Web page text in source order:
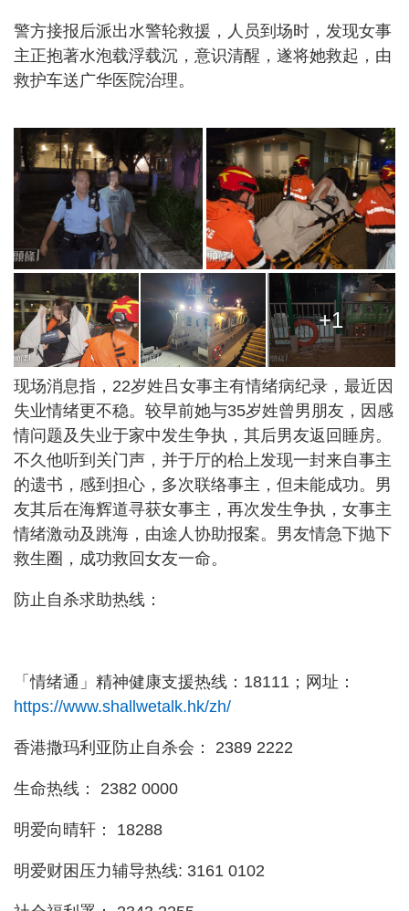
警方接报后派出水警轮救援，人员到场时，发现女事
主正抱著水泡载浮载沉，意识清醒，遂将她救起，由
救护车送广华医院治理。
+1
现场消息指，22岁姓吕女事主有情绪病纪录，最近因
失业情绪更不稳。较早前她与35岁姓曾男朋友，因感
情问题及失业于家中发生争执，其后男友返回睡房。
不久他听到关门声，并于厅的枱上发现一封来自事主
的遗书，感到担心，多次联络事主，但未能成功。男
友其后在海辉道寻获女事主，再次发生争执，女事主
情绪激动及跳海，由途人协助报案。男友情急下抛下
救生圈，成功救回女友一命。
防止自杀求助热线：
「情绪通」精神健康支援热线：18111；网址：
https://www.shallwetalk.hk/zh/
香港撒玛利亚防止自杀会： 2389 2222
生命热线： 2382 0000
明爱向晴轩： 18288
明爱财困压力辅导热线: 3161 0102